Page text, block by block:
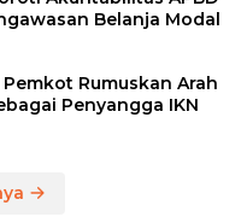
Belanja Modal
Rumuskan Arah
Penyangga IKN